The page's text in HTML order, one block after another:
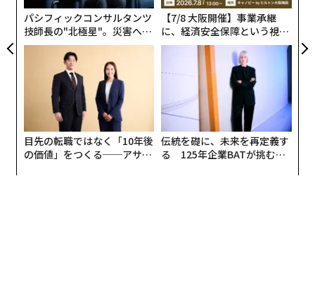
パシフィックコンサルタンツ
技師長の"北極星"。災害への
無力感を乗り越え見つけた、
防災一筋20年の答え
【7/8 大阪開催】事業承継
に、経済安全保障という視点
が加わるとき──経営者が問
われる新たな判断軸
目先の転職ではなく「10年後
の価値」をつくる──アサイ
伝統を礎に、未来を再定義す
る 125年企業BATが挑むス